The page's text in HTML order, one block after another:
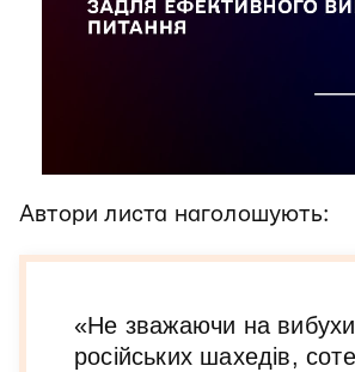
Автори листа наголошують:
«Не зважаючи на
російських шахедів,